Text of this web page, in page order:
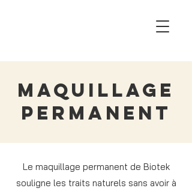
maquillage
permanent
Le maquillage permanent de Biotek
souligne les traits naturels sans avoir à